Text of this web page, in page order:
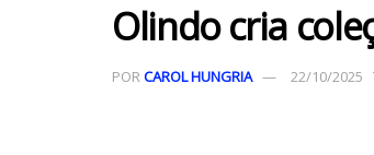
Olindo cria
POR CAROL HUNGRIA 22/10/2025